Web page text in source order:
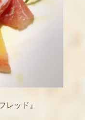
レッド』